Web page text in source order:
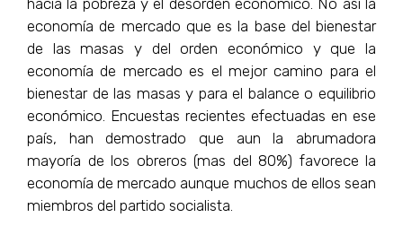
economía de mercado que es la base del bienestar
de las masas y del orden económico y que la
economía de mercado es el mejor camino para el
bienestar de las masas y para el balance o equilibrio
económico. Encuestas recientes efectuadas en ese
país, han demostrado que aun la abrumadora
mayoría de los obreros (mas del 80%) favorece la
economía de mercado aunque muchos de ellos sean
miembros del partido socialista.